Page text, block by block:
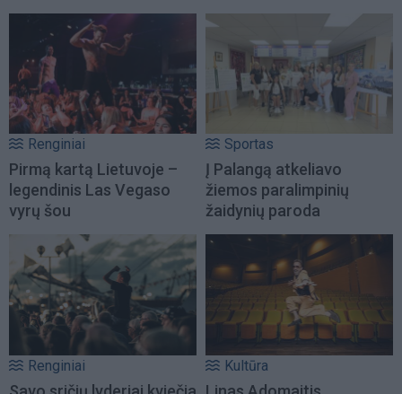
Renginiai
Pirmą kartą Lietuvoje –
legendinis Las Vegaso
vyrų šou
Sportas
Į Palangą atkeliavo
žiemos paralimpinių
žaidynių paroda
Renginiai Kultūra